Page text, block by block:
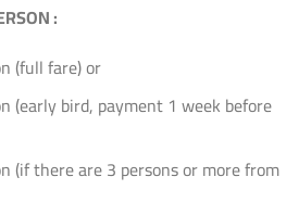
:
(full fare) or
(early bird, payment 1 week before
(if there are 3 persons or more from